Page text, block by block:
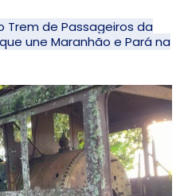
Trem de Passageiros da
une Maranhão e Pará na